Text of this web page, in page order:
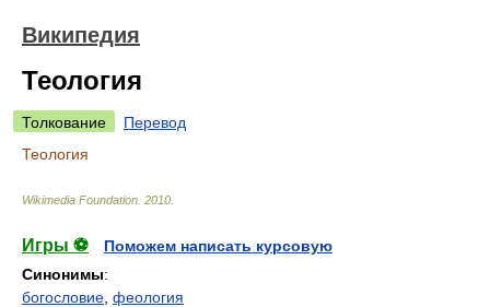
Википедия
Теология
Толкование
Перевод
Теология
Wikimedia Foundation 2010
Игры ⚽
Поможем написать курсовую
Синонимы:
богословие феология